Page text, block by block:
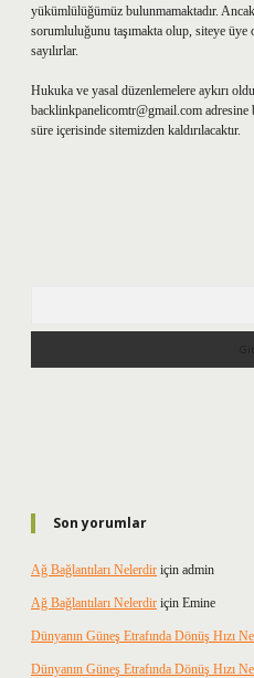
yükümlülüğümüz bulunmamaktadır.
sorumluluğunu taşımakta olup, siteye
sayılırlar.
Hukuka ve yasal düzenlemelere aykırı
backlinkpanelicomtr@gmail.com
süre içerisinde sitemizden kaldırılacaktır.
Son yorumlar
Ağ Bağlantıları Nelerdir için admin
Ağ Bağlantıları Nelerdir için Emine
Dünyanın Güneş Etrafında Dönüş Hızı
Dünyanın Güneş Etrafında Dönüş Hızı